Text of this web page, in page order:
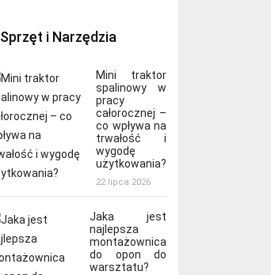
Sprzęt i Narzędzia
Mini traktor
spalinowy w
pracy
całorocznej –
co wpływa na
trwałość i
wygodę
użytkowania?
22 lipca 2026
Jaka jest
najlepsza
montażownica
do opon do
warsztatu?